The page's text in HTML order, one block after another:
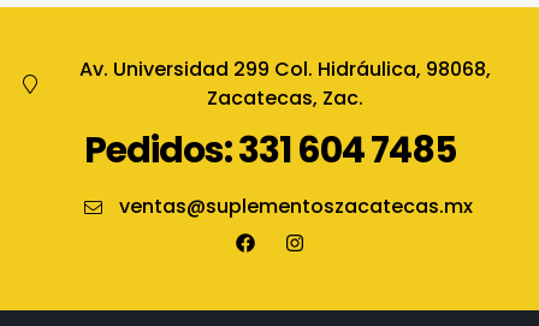
Av. Universidad 299 Col. Hidráulica, 98068,
Zacatecas, Zac.
Pedidos: 331 604 7485
ventas@suplementoszacatecas.mx